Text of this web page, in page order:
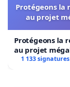
Protégeons la
au projet
Protégeons la
au projet
1 133 signatures